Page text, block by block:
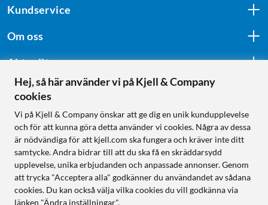
Kundservice
Om oss
Aktuellt
Följ oss
Handla från:
Sverige
Norge
Hej, så här använder vi på Kjell & Company
cookies
Vi på Kjell & Company önskar att ge dig en unik kundupplevelse
och för att kunna göra detta använder vi cookies. Några av dessa
är nödvändiga för att kjell.com ska fungera och kräver inte ditt
samtycke. Andra bidrar till att du ska få en skräddarsydd
upplevelse, unika erbjudanden och anpassade annonser. Genom
att trycka "Acceptera alla" godkänner du användandet av sådana
cookies. Du kan också välja vilka cookies du vill godkänna via
länken "Ändra inställningar".